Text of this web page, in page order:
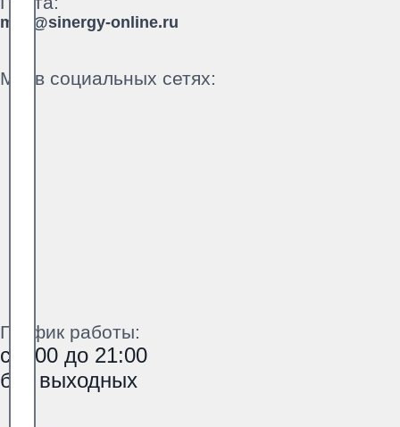
mail@sinergy-online.ru
Мы в социальных сетях:
График работы:
с 9:00 до 21:00
без выходных